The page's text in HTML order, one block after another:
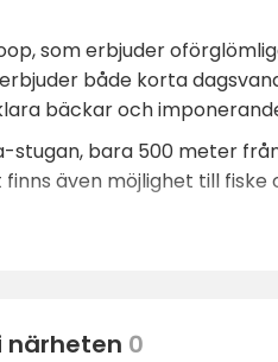
som erbjuder
både korta
bäckar och
bara 500 meter
även möjlighet till fiske
campingen. Turistcentret
närheten 0